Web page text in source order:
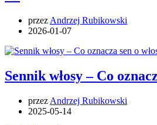
przez Andrzej Rubikowski
2026-01-07
Sennik włosy – Co
przez Andrzej Rubikowski
2025-05-14